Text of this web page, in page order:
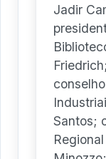
Jadir
Santos;